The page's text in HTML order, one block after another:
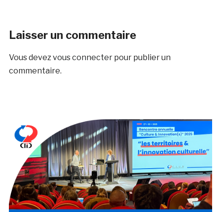
Laisser un commentaire
Vous devezvous connecterpour publier un
commentaire.